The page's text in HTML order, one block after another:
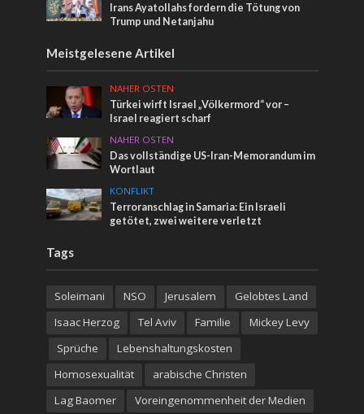
Irans Ayatollahs fordern die Tötung von
Trump und Netanjahu
Meistgelesene Artikel
NAHER OSTEN
Türkei wirft Israel „Völkermord“ vor –
Israel reagiert scharf
NAHER OSTEN
Das vollständige US-Iran-Memorandum im
Wortlaut
KONFLIKT
Terroranschlag in Samaria: Ein Israeli
getötet, zwei weitere verletzt
Tags
Soleimani NSO Jerusalem
Gelobtes Land
Isaac Herzog
Tel Aviv Familie
Mickey Levy
Sprüche
Lebenshaltungskosten
Homosexualität
arabische Christen
Lag Baomer
Voreingenommenheit der Medien